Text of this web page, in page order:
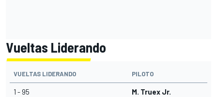
Vueltas Liderando
VUELTAS LIDERANDO PILOTO
1 - 95 M. Truex Jr.